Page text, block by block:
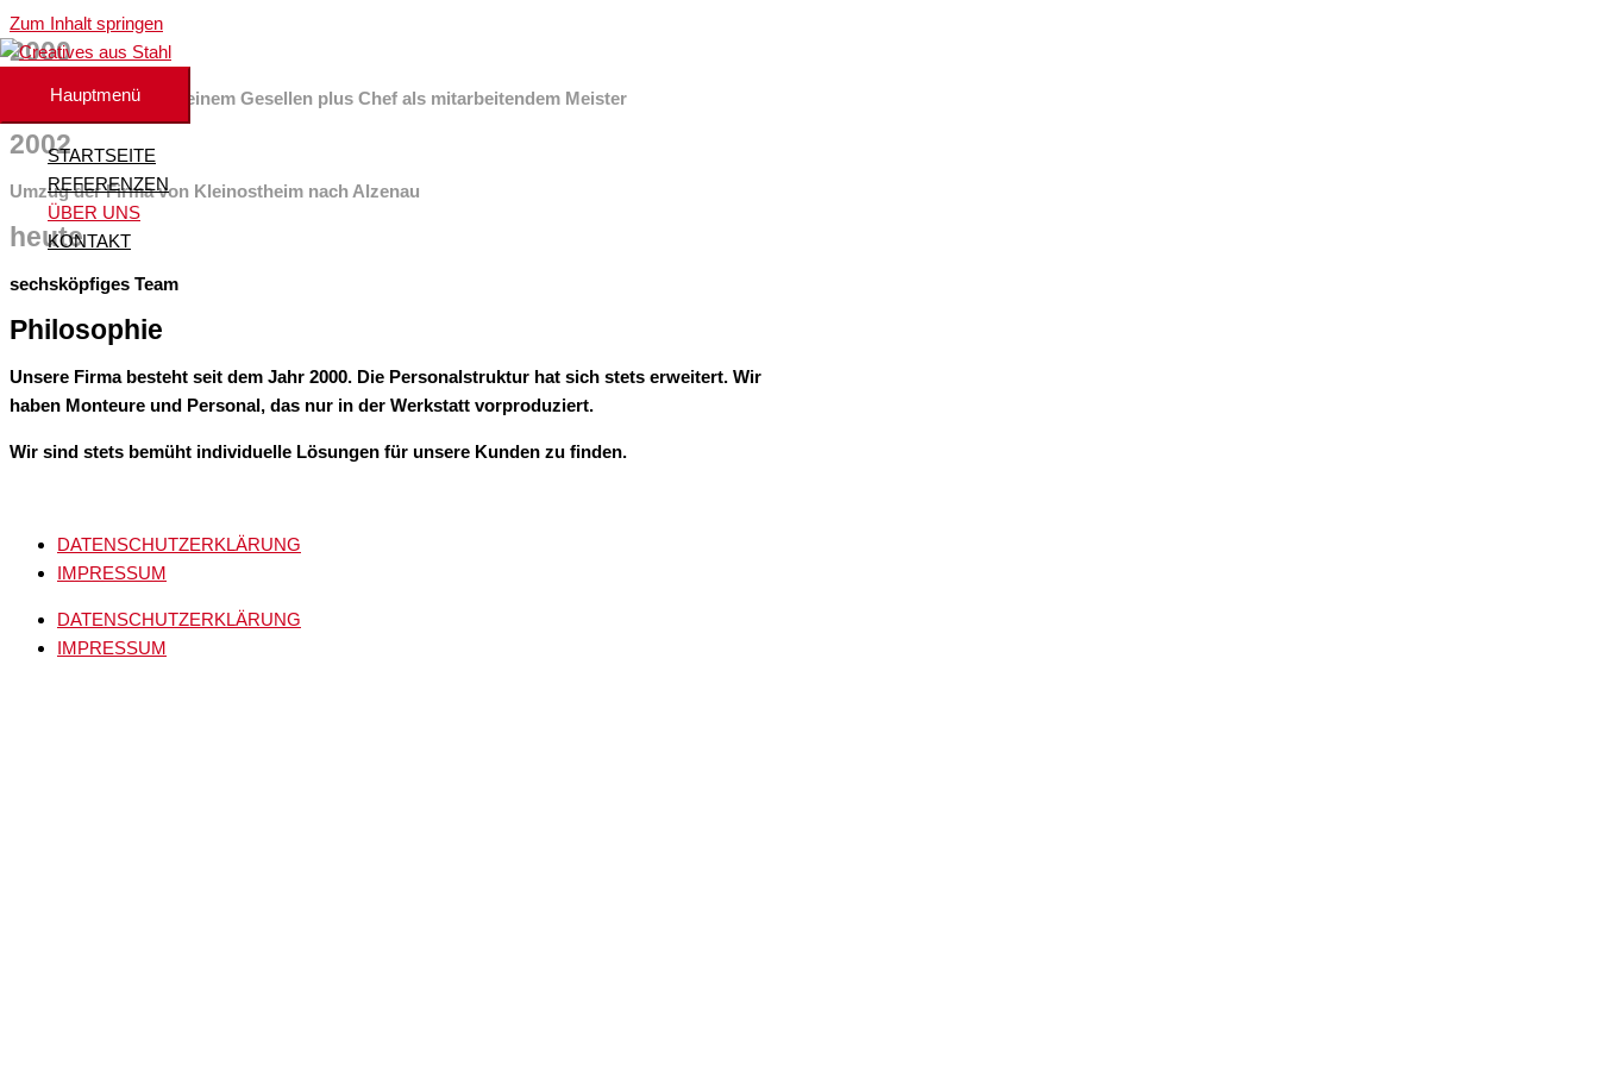
Zum Inhalt springen
Hauptmenü
STARTSEITE
REFERENZEN
ÜBER UNS
KONTAKT
2000
Firmengründung mit einem Gesellen plus Chef als mitarbeitendem Meister
2002
Umzug der Firma von Kleinostheim nach Alzenau
heute
sechsköpfiges Team
Philosophie
Unsere Firma besteht seit dem Jahr 2000. Die Personalstruktur hat sich stets erweitert. Wir
haben Monteure und Personal, das nur in der Werkstatt vorproduziert.
Wir sind stets bemüht individuelle Lösungen für unsere Kunden zu finden.
DATENSCHUTZERKLÄRUNG
IMPRESSUM
DATENSCHUTZERKLÄRUNG
IMPRESSUM